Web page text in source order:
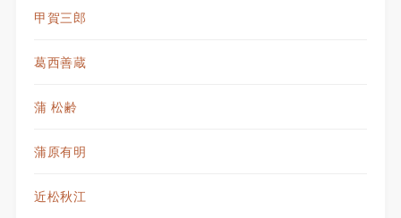
甲賀三郎
葛西善蔵
蒲 松齢
蒲原有明
近松秋江